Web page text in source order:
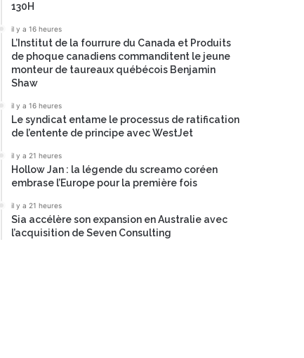
130H
il y a 16 heures
L’Institut de la fourrure du Canada et Produits
de phoque canadiens commanditent le jeune
monteur de taureaux québécois Benjamin
Shaw
il y a 16 heures
Le syndicat entame le processus de ratification
de l’entente de principe avec WestJet
il y a 21 heures
Hollow Jan : la légende du screamo coréen
embrase l’Europe pour la première fois
il y a 21 heures
Sia accélère son expansion en Australie avec
l’acquisition de Seven Consulting